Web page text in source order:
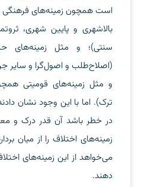
است همچون زمینه‌های فرهنگی
بالاشهری و پایین شهری،
سنتی)؛ و مثل زمینه‌های
(اصلاح‌طلب و اصول‌گرا و سایر
و مثل زمینه‌های قومیتی
ترک). اما با این وجود نشان
در خطر باشد آن قدر درک و
زمینه‌های اختلاف را از میان
می‌خواهد از این زمینه‌های
دهند.